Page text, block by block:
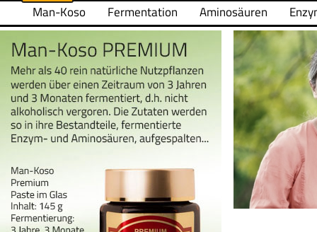
Man-Koso Fermentation Aminosäuren